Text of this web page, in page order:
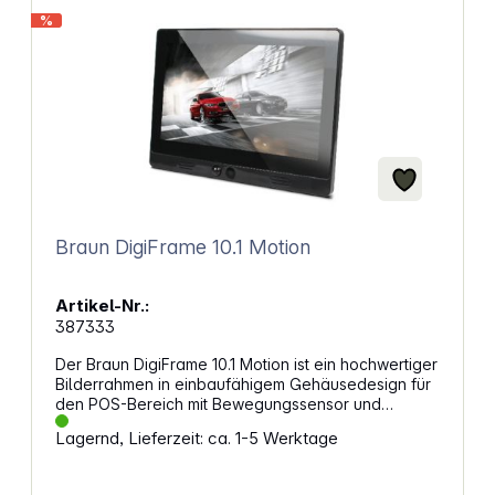
Speicherkarten und USB-Sticks bis zu 256GB
Fernbedienung für einfache Steuerung (benötigt
zusätzliche CR2025 Batterie) Diashow-Funktion mit
Hintergrundmusik für bis zu 10.000 Bilder Unterstützt
Full HD Video (1080p, 720p) Integrierte
Lautsprecher und Kopfhöreranschluss
Abmessungen: 24,7 x 16,3 x 2,4 cm Gewicht: 355 g
%
Braun DigiFrame 10.1 Motion
Artikel-Nr.:
387333
Der Braun DigiFrame 10.1 Motion ist ein hochwertiger
Bilderrahmen in einbaufähigem Gehäusedesign für
den POS-Bereich mit Bewegungssensor und
hochauflösendem Display. Mit eingebauten
Stereolautsprechern, HDMI-Anschluss
Lagernd, Lieferzeit: ca. 1-5 Werktage